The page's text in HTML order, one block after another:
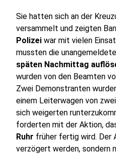
Sie hatten sich an der
versammelt und zeigten
Polizei war mit vielen
mussten die unangemeldete
späten Nachmittag
wurden von den Beamten
Zwei Demonstranten
einem Leiterwagen von
sich weigerten
forderten mit der Aktion,
Ruhr früher fertig wird. Der
verzögert werden, sondern